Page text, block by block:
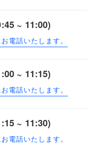
~ 11:00)
電話いたします。
~ 11:15)
電話いたします。
~ 11:30)
電話いたします。